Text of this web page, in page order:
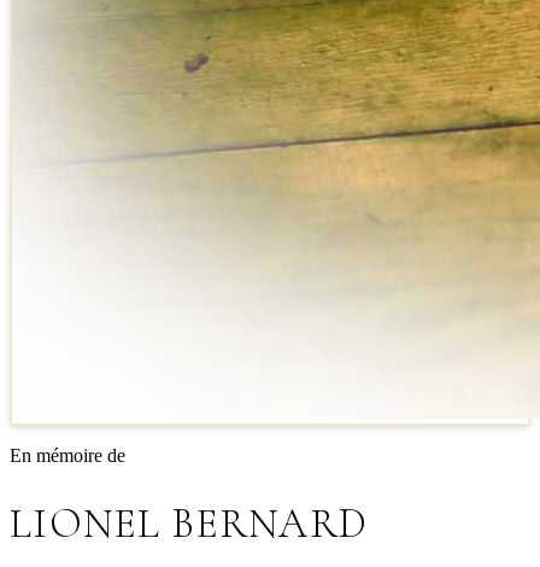
En mémoire de
LIONEL BERNARD